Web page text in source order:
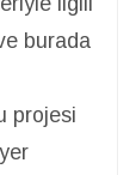
burada
projesi